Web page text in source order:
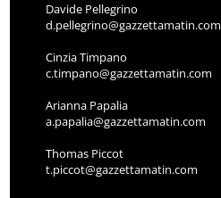
Davide Pellegrino
d.pellegrino@gazzettamatin.com
Cinzia Timpano
c.timpano@gazzettamatin.com
Arianna Papalia
a.papalia@gazzettamatin.com
Thomas Piccot
t.piccot@gazzettamatin.com